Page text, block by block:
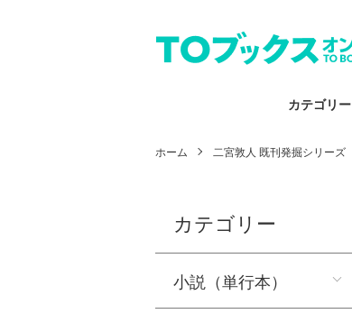
カテゴリー
ホーム 二宮敦人 既刊発掘シリーズ
カテゴリー
小説（単行本）